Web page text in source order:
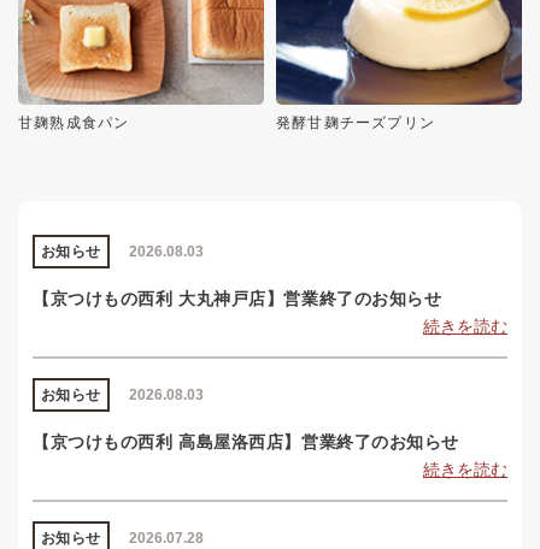
甘麹熟成食パン 発酵甘麹チーズプリン
2026.08.03
お知らせ
【京つけもの西利 大丸神戸店】営業終了のお知らせ
続きを読む
2026.08.03
お知らせ
【京つけもの西利 高島屋洛西店】営業終了のお知らせ
続きを読む
2026.07.28
お知らせ